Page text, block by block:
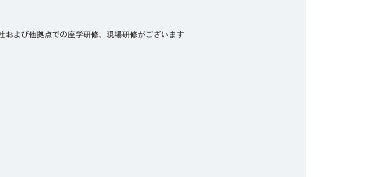
よび他拠点での座学研修、現場研修がございます